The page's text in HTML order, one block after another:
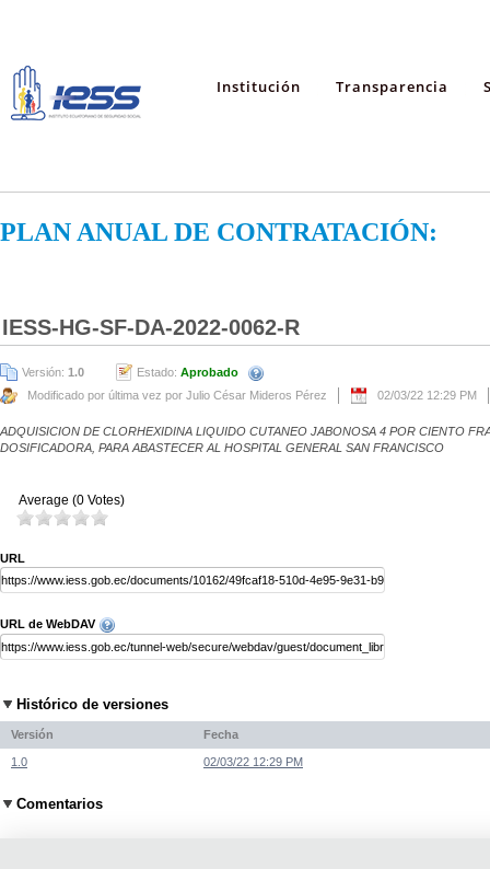
Institución Transparencia
PLAN ANUAL DE CONTRATACIÓN:
IESS-HG-SF-DA-2022-0062-R
Versión: 1.0 Estado: Aprobado
Modificado por última vez por Julio César Mideros Pérez
02/03/22 12:29 PM
ADQUISICION DE CLORHEXIDINA LIQUIDO CUTANEO JABONOSA 4 POR CIENTO
DOSIFICADORA, PARA ABASTECER AL HOSPITAL GENERAL SAN FRANCISCO
Average (0 Votes)
URL
URL de WebDAV
Histórico de versiones
Versión Fecha
1.0 02/03/22 12:29 PM
Comentarios